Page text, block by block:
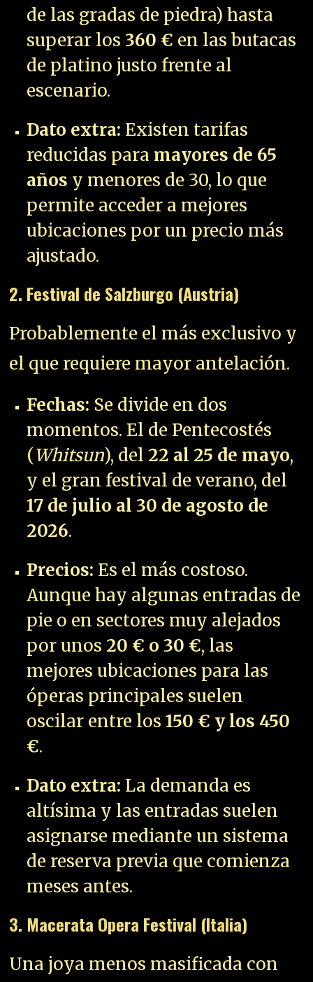
de las gradas de piedra) hasta
superar los 360 € en las butacas
de platino justo frente al
escenario.
Dato extra: Existen tarifas
reducidas para mayores de 65
años y menores de 30, lo que
permite acceder a mejores
ubicaciones por un precio más
ajustado.
2. Festival de Salzburgo (Austria)
Probablemente el más exclusivo y
el que requiere mayor antelación.
Fechas: Se divide en dos
momentos. El de Pentecostés
(Whitsun), del 22 al 25 de mayo,
y el gran festival de verano, del
17 de julio al 30 de agosto de
2026.
Precios: Es el más costoso.
Aunque hay algunas entradas de
pie o en sectores muy alejados
por unos 20 € o 30 €, las
mejores ubicaciones para las
óperas principales suelen
oscilar entre los 150 € y los 450
€.
Dato extra: La demanda es
altísima y las entradas suelen
asignarse mediante un sistema
de reserva previa que comienza
meses antes.
3. Macerata Opera Festival (Italia)
Una joya menos masificada con